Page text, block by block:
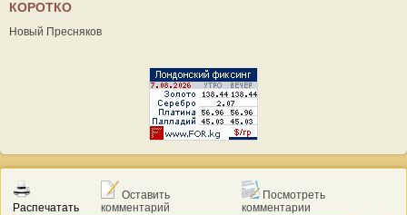
КОРОТКО
Новый Пресняков
Распечатать
Оставить
комментарий
Посмотреть
комментарии